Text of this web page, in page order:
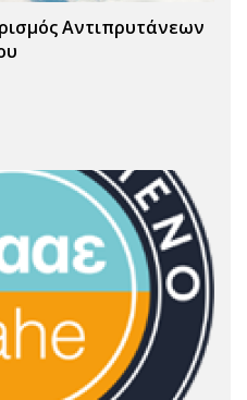
Αντιπρυτάνεων